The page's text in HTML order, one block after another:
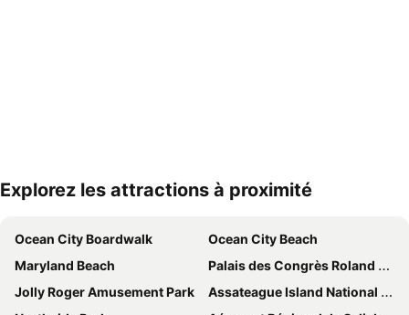
Explorez les attractions à proximité
Ocean City Boardwalk
Ocean City Beach
Maryland Beach
Palais des Congrès Roland E. Powell
Jolly Roger Amusement Park
Assateague Island National Seashore